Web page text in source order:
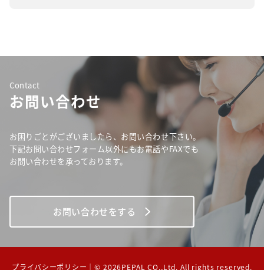
Contact
お問い合わせ
お困りごとがございましたら、お問い合わせ下さい。
下記お問い合わせフォーム以外にもお電話やFAXでも
お問い合わせを承っております。
お問い合わせをする
プライバシーポリシー ｜© 2026PEPAL CO.,Ltd. All rights reserved.